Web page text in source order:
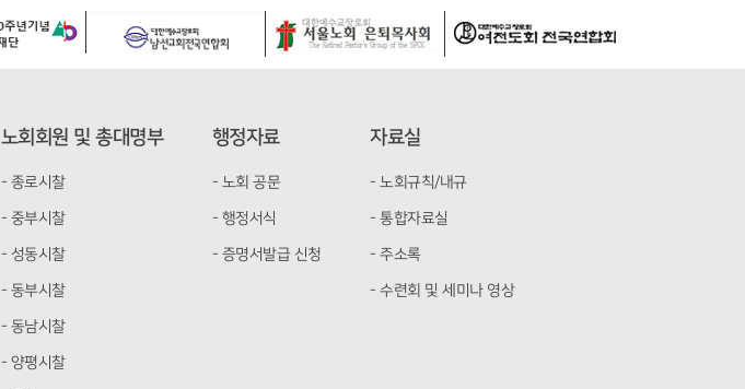
노회회원 및 총대명부
- 종로시찰
- 중부시찰
- 성동시찰
- 동부시찰
- 동남시찰
- 양평시찰
행정자료
- 노회 공문
- 행정서식
- 증명서발급 신청
자료실
- 노회규칙/내규
- 통합자료실
- 주소록
- 수련회 및 세미나 영상